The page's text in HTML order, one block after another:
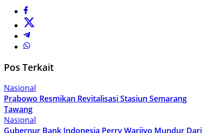
Pos Terkait
Nasional
Prabowo Resmikan Revitalisasi Stasiun Semarang
Tawang
Nasional
Gubernur Bank Indonesia Perry Warjiyo Mundur Dari